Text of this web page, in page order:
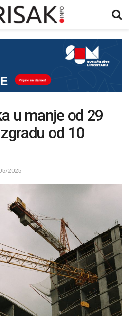
u manje od 29
od 10
2025